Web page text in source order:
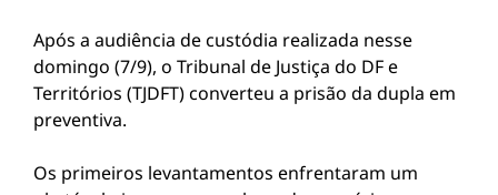
Após a audiência de custódia realizada nesse
domingo (7/9), o Tribunal de Justiça do DF e
Territórios (TJDFT) converteu a prisão da dupla em
preventiva.
Os primeiros levantamentos enfrentaram um